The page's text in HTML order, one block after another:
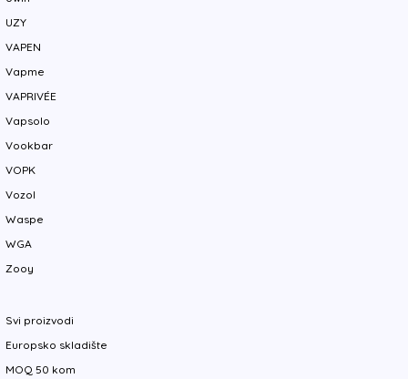
UZY
VAPEN
Vapme
VAPRIVÉE
Vapsolo
Vookbar
VOPK
Vozol
Waspe
WGA
Zooy
Svi proizvodi
Europsko skladište
MOQ 50 kom